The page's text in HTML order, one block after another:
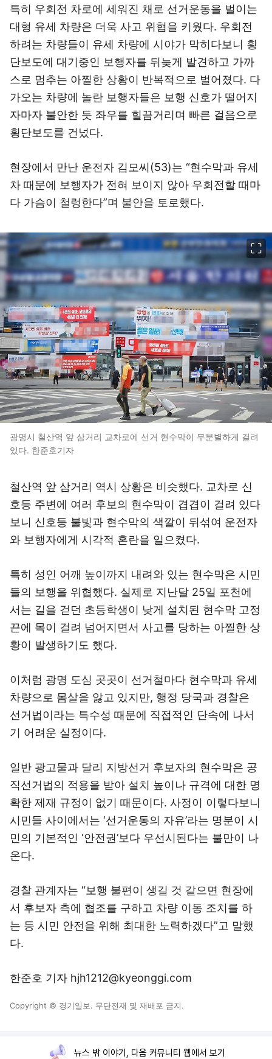
특히 우회전 차로에 세워진 채로 선거운동을 벌이는
대형 유세 차량은 더욱 사고 위협을 키웠다. 우회전
하려는 차량들이 유세 차량에 시야가 막히다보니 횡
단보도에 대기중인 보행자를 뒤늦게 발견하고 가까
스로 멈추는 아찔한 상황이 반복적으로 벌어졌다. 다
가오는 차량에 놀란 보행자들은 보행 신호가 떨어지
자마자 불안한 듯 좌우를 힐끔거리며 빠른 걸음으로
횡단보도를 건넜다.
현장에서 만난 운전자 김모씨(53)는 “현수막과 유세
차 때문에 보행자가 전혀 보이지 않아 우회전할 때마
다 가슴이 철렁한다”며 불안을 토로했다.
광명시 철산역 앞 삼거리 교차로에 선거 현수막이 무분별하게 걸려
있다. 한준호기자
철산역 앞 삼거리 역시 상황은 비슷했다. 교차로 신
호등 주변에 여러 후보의 현수막이 겹겹이 걸려 있다
보니 신호등 불빛과 현수막의 색깔이 뒤섞여 운전자
와 보행자에게 시각적 혼란을 일으켰다.
특히 성인 어깨 높이까지 내려와 있는 현수막은 시민
들의 보행을 위협했다. 실제로 지난달 25일 포천에
서는 길을 걷던 초등학생이 낮게 설치된 현수막 고정
끈에 목이 걸려 넘어지면서 사고를 당하는 아찔한 상
황이 발생하기도 했다.
이처럼 광명 도심 곳곳이 선거철마다 현수막과 유세
차량으로 몸살을 앓고 있지만, 행정 당국과 경찰은
선거법이라는 특수성 때문에 직접적인 단속에 나서
기 어려운 실정이다.
일반 광고물과 달리 지방선거 후보자의 현수막은 공
직선거법의 적용을 받아 설치 높이나 규격에 대한 명
확한 제재 규정이 없기 때문이다. 사정이 이렇다보니
시민들 사이에서는 ‘선거운동의 자유’라는 명분이 시
민의 기본적인 ‘안전권’보다 우선시된다는 불만이 나
온다.
경찰 관계자는 “보행 불편이 생길 것 같으면 현장에
서 후보자 측에 협조를 구하고 차량 이동 조치를 하
는 등 시민 안전을 위해 최대한 노력하겠다”고 말했
다.
한준호 기자 hjh1212@kyeonggi.com
Copyright © 경기일보. 무단전재 및 재배포 금지.
뉴스 밖 이야기, 다음 커뮤니티 웹에서 보기